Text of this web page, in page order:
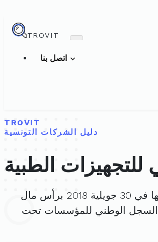
TROVIT
TROVIT
دليل الشركات التونسية
الطبية
. تم تأسيسها في 30 جويلية 2018 برأس مال
الوطني للمؤسسات تحت